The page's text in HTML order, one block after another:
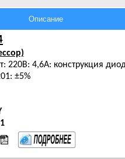
Описание
220В: 4,6А: конструкция
±5%